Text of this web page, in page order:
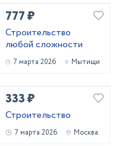
777 ₽
Строительство
любой сложности
7 марта 2026 Мытищи
333 ₽
Строительство
7 марта 2026 Москва